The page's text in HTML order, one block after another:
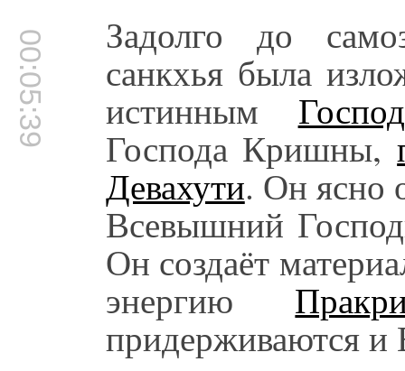
00:05:39 Задолго до
санкхья была
истинным
Господа Кришны,
Девахути. Он ясно
Всевышний
Он создаёт
энергию
придерживаются и